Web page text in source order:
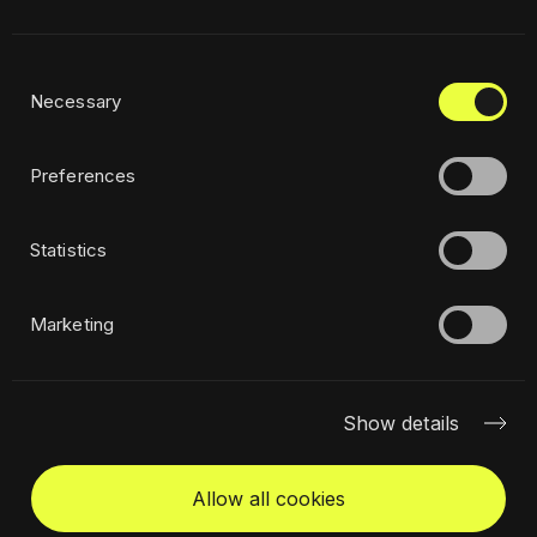
Selection
Necessary
Preferences
Statistics
Marketing
Show details
Allow all cookies
Privatumo politika
Tvarumo politika
Susisiekime